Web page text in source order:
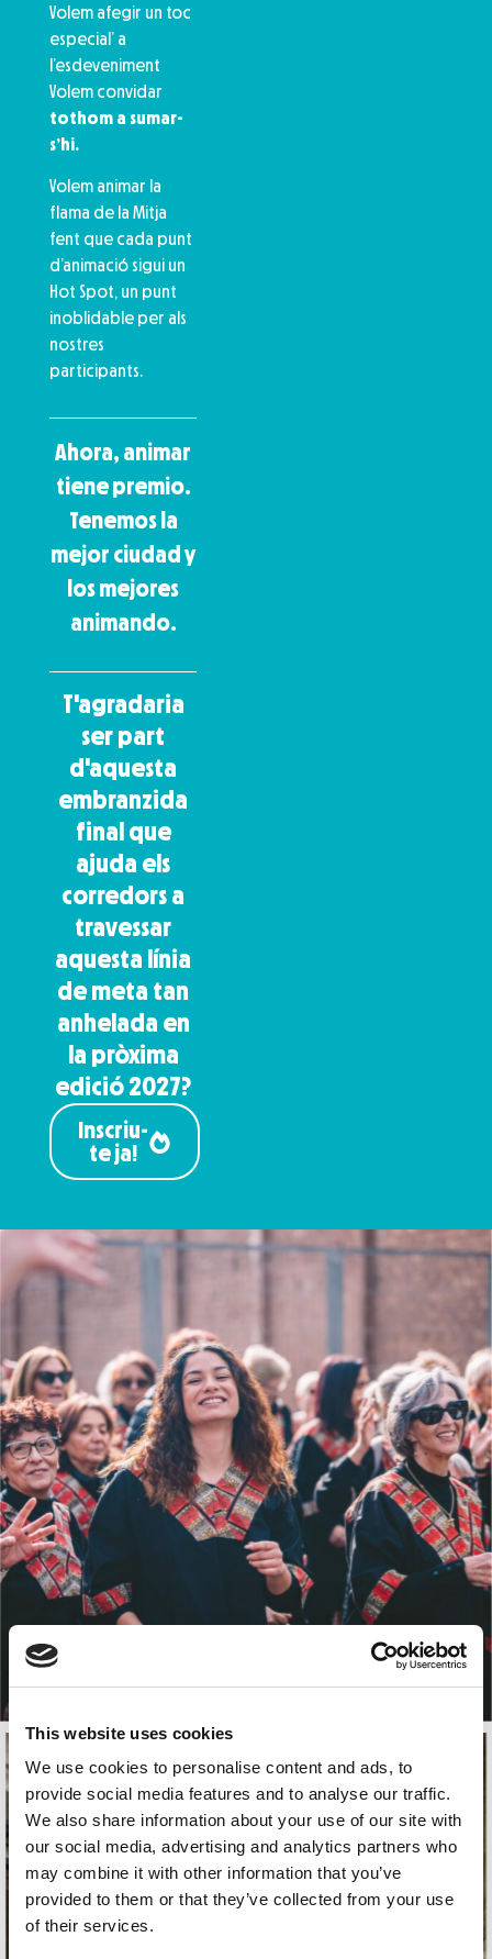
This website uses cookies
We use cookies to personalise content and ads, to
provide social media features and to analyse our traffic.
We also share information about your use of our site with
our social media, advertising and analytics partners who
may combine it with other information that you’ve
provided to them or that they’ve collected from your use
of their services.
Volem afegir un toc
especial’ a
l’esdeveniment
Volem convidar
tothom a sumar-
s’hi.
Volem animar la
flama de la Mitja
fent que cada punt
d’animació sigui un
Hot Spot, un punt
inoblidable per als
nostres
participants.
Ahora, animar
tiene premio.
Tenemos la
mejor ciudad y
los mejores
animando.
T'agradaria
ser part
d'aquesta
embranzida
final que
ajuda els
corredors a
travessar
aquesta línia
de meta tan
anhelada en
la pròxima
edició 2027?
Inscriu-
te ja!